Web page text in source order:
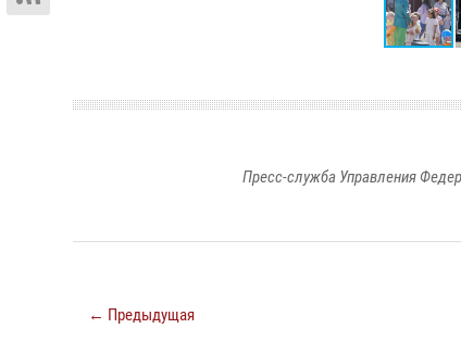
Пресс-служба Управления
← Предыдущая